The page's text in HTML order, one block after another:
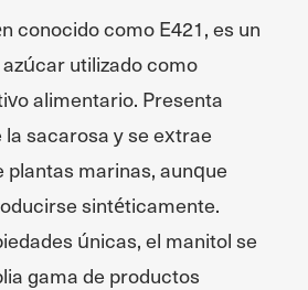
conocido como E421, es un
utilizado como
alimentario. Presenta
sacarosa y se extrae
marinas, aunque
sintéticamente.
únicas, el manitol se
gama de productos